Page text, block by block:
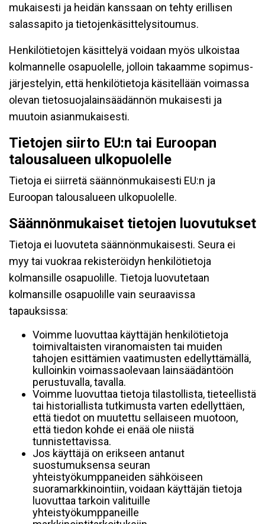
mukaisesti ja heidän kanssaan on tehty erillisen
salassapito ja tietojenkäsittelysitoumus.
Henkilötietojen käsittelyä voidaan myös ulkoistaa
kolmannelle osapuolelle, jolloin takaamme sopimus-
järjestelyin, että henkilötietoja käsitellään voimassa
olevan tietosuojalainsäädännön mukaisesti ja
muutoin asianmukaisesti.
Tietojen siirto EU:n tai Euroopan
talousalueen ulkopuolelle
Tietoja ei siirretä säännönmukaisesti EU:n ja
Euroopan talousalueen ulkopuolelle.
Säännönmukaiset tietojen luovutukset
Tietoja ei luovuteta säännönmukaisesti. Seura ei
myy tai vuokraa rekisteröidyn henkilötietoja
kolmansille osapuolille. Tietoja luovutetaan
kolmansille osapuolille vain seuraavissa
tapauksissa:
Voimme luovuttaa käyttäjän henkilötietoja
toimivaltaisten viranomaisten tai muiden
tahojen esittämien vaatimusten edellyttämällä,
kulloinkin voimassaolevaan lainsäädäntöön
perustuvalla, tavalla.
Voimme luovuttaa tietoja tilastollista, tieteellistä
tai historiallista tutkimusta varten edellyttäen,
että tiedot on muutettu sellaiseen muotoon,
että tiedon kohde ei enää ole niistä
tunnistettavissa.
Jos käyttäjä on erikseen antanut
suostumuksensa seuran
yhteistyökumppaneiden sähköiseen
suoramarkkinointiin, voidaan käyttäjän tietoja
luovuttaa tarkoin valituille
yhteistyökumppaneille